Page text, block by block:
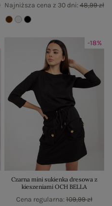
Najniższa cena z 30 dni:48,99 zł
-18%
Czarna mini sukienka dresowa z
kieszeniami OCH BELLA
Cena regularna:109,99 zł